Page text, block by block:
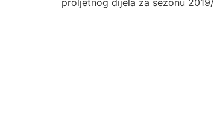
proljetnog dijela za sezonu